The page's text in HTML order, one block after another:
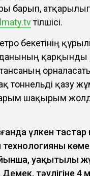
барып,
тілшісі.
бекетінің
қарқынды
тоннельді қазу
шақырым
үлкен тастар
технологияның
уақытылы
тәулігіне 4